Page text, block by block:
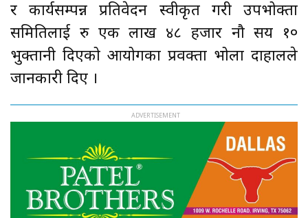
र कार्यसम्पन्न प्रतिवेदन स्वीकृत गरी उपभोक्ता
समितिलाई रु एक लाख ४८ हजार नौ सय १०
भुक्तानी दिएको आयोगका प्रवक्ता भोला दाहालले
जानकारी दिए ।